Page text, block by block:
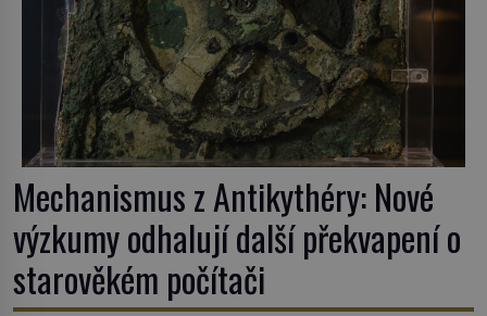
Mechanismus z Antikythéry: Nové
výzkumy odhalují další překvapení o
starověkém počítači